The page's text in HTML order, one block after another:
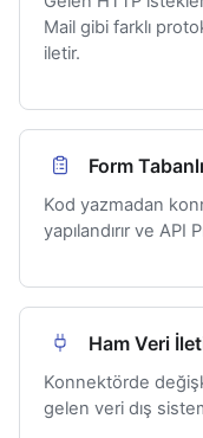
Mail gibi farklı
iletir.
Form
Kod yazmadan
yapılandırır ve
Ham Veri
Konnektörde
gelen veri dış